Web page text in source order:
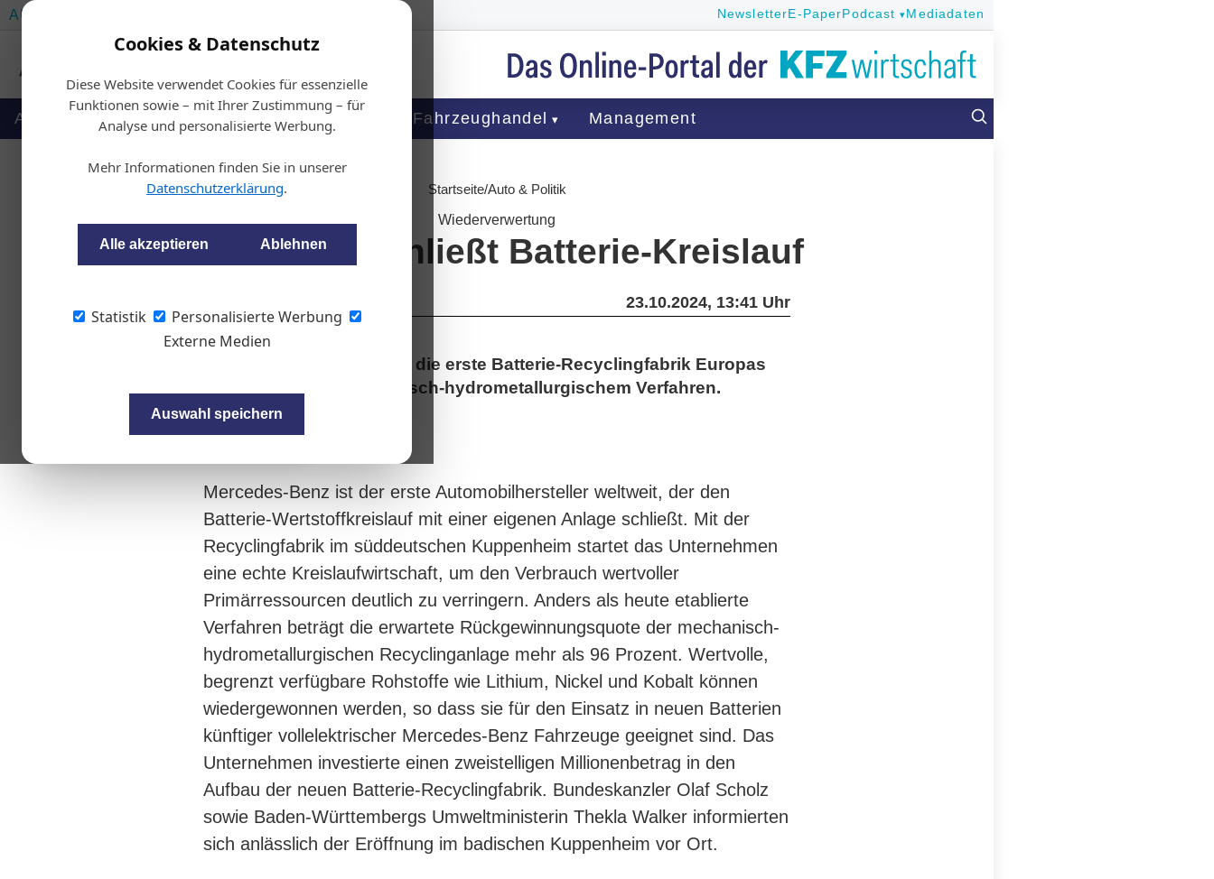
Cookies & Datenschutz
Diese Website verwendet Cookies für essenzielle
Funktionen sowie – mit Ihrer Zustimmung – für
Analyse und personalisierte Werbung.
Mehr Informationen finden Sie in unserer
Datenschutzerklärung.
Alle akzeptieren Ablehnen
Statistik
Personalisierte Werbung
Externe Medien
Auswahl speichern
AUTOMOTIVE SERVICES NewsletterE-PaperPodcast Mediadaten
Auto & Politik Ausbildung Werkstatt Fahrzeughandel Management
Startseite/Auto & Politik
Wiederverwertung
Mercedes schließt Batterie-Kreislauf
23.10.2024, 13:41 Uhr
Mercedes-Benz eröffnete die erste Batterie-Recyclingfabrik Europas
mit integriertem mechanisch-hydrometallurgischem Verfahren.
Mercedes-Benz ist der erste Automobilhersteller weltweit, der den
Batterie-Wertstoffkreislauf mit einer eigenen Anlage schließt. Mit der
Recyclingfabrik im süddeutschen Kuppenheim startet das Unternehmen
eine echte Kreislaufwirtschaft, um den Verbrauch wertvoller
Primärressourcen deutlich zu verringern. Anders als heute etablierte
Verfahren beträgt die erwartete Rückgewinnungsquote der mechanisch-
hydrometallurgischen Recyclinganlage mehr als 96 Prozent. Wertvolle,
begrenzt verfügbare Rohstoffe wie Lithium, Nickel und Kobalt können
wiedergewonnen werden, so dass sie für den Einsatz in neuen Batterien
künftiger vollelektrischer Mercedes-Benz Fahrzeuge geeignet sind. Das
Unternehmen investierte einen zweistelligen Millionenbetrag in den
Aufbau der neuen Batterie-Recyclingfabrik. Bundeskanzler Olaf Scholz
sowie Baden-Württembergs Umweltministerin Thekla Walker informierten
sich anlässlich der Eröffnung im badischen Kuppenheim vor Ort.